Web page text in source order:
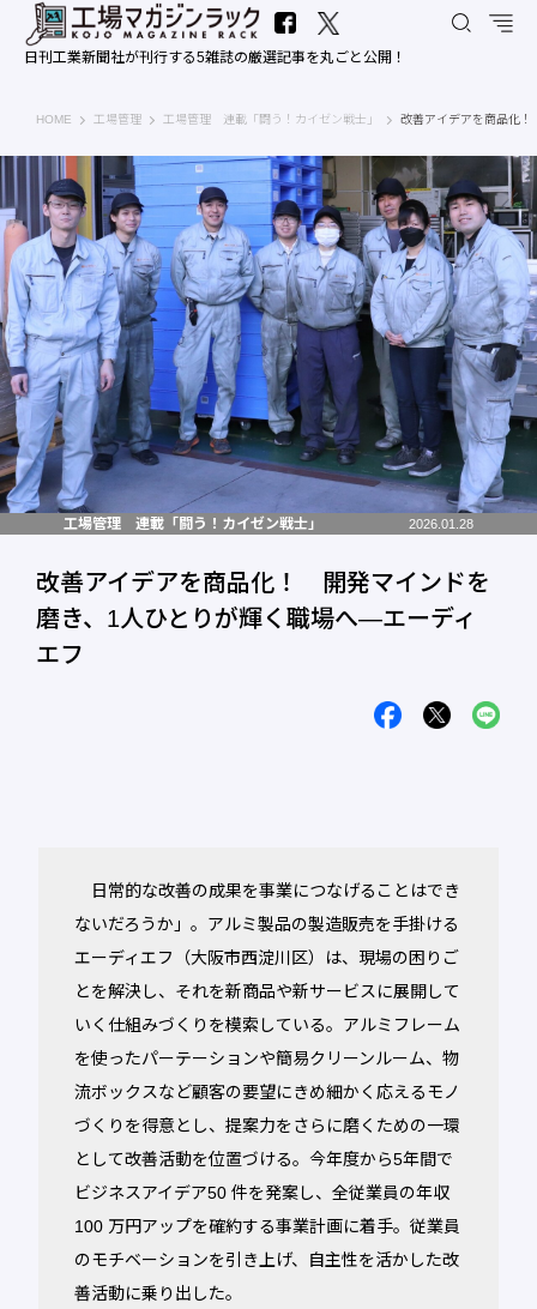
日刊工業新聞社が刊行する5雑誌の厳選記事を丸ごと公開！
HOME 工場マガジンラック｜日刊工業新聞社
工場管理 工場管理 連載「闘う！カイゼン戦士」 改善アイデアを商品化
工場管理 連載「闘う！カイゼン戦士」 2026.01.28
改善アイデアを商品化！ 開発マインドを
磨き、1人ひとりが輝く職場へ―エーディ
エフ
日常的な改善の成果を事業につなげることはでき
ないだろうか」。アルミ製品の製造販売を手掛ける
エーディエフ（大阪市西淀川区）は、現場の困りご
とを解決し、それを新商品や新サービスに展開して
いく仕組みづくりを模索している。アルミフレーム
を使ったパーテーションや簡易クリーンルーム、物
流ボックスなど顧客の要望にきめ細かく応えるモノ
づくりを得意とし、提案力をさらに磨くための一環
として改善活動を位置づける。今年度から5年間で
ビジネスアイデア50 件を発案し、全従業員の年収
100 万円アップを確約する事業計画に着手。従業員
のモチベーションを引き上げ、自主性を活かした改
善活動に乗り出した。